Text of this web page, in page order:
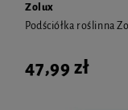
Zolux
Podściółka roślinna
47,99 zł